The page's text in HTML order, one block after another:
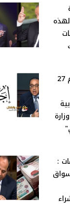
حدث تاريخي في مصر يوم 27
: